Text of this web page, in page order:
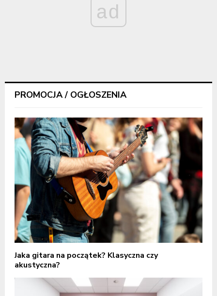
ad
PROMOCJA / OGŁOSZENIA
Jaka gitara na początek? Klasyczna czy
akustyczna?